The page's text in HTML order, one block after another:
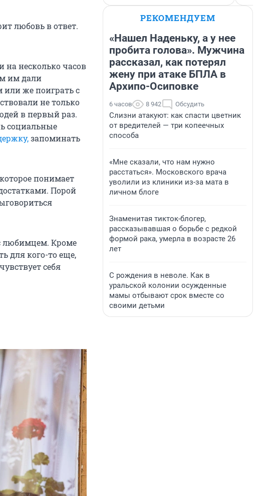
любовь в ответ.
на несколько часов
им дали
же поиграть с
не только
в первый раз.
социальные
запоминать
понимает
Порой
любимцем. Кроме
для кого-то еще,
себя
РЕКОМЕНДУЕМ
«Нашел Наденьку, а у нее
пробита голова». Мужчина
рассказал, как потерял
жену при атаке БПЛА в
Архипо-Осиповке
6 часов 8 942 Обсудить
Слизни атакуют: как спасти цветник
от вредителей — три копеечных
способа
«Мне сказали, что нам нужно
расстаться». Московского врача
уволили из клиники из-за мата в
личном блоге
Знаменитая тикток-блогер,
рассказывавшая о борьбе с редкой
формой рака, умерла в возрасте 26
лет
С рождения в неволе. Как в
уральской колонии осужденные
мамы отбывают срок вместе со
своими детьми